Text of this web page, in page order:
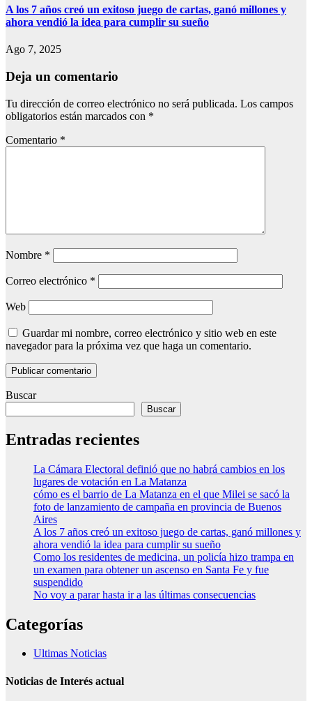
A los 7 años creó un exitoso juego de cartas, ganó millones y
ahora vendió la idea para cumplir su sueño
Ago 7, 2025
Deja un comentario
Tu dirección de correo electrónico no será publicada. Los campos
obligatorios están marcados con *
Comentario *
Nombre *
Correo electrónico *
Web
Guardar mi nombre, correo electrónico y sitio web en este
navegador para la próxima vez que haga un comentario.
Buscar
Buscar
Entradas recientes
La Cámara Electoral definió que no habrá cambios en los
lugares de votación en La Matanza
cómo es el barrio de La Matanza en el que Milei se sacó la
foto de lanzamiento de campaña en provincia de Buenos
Aires
A los 7 años creó un exitoso juego de cartas, ganó millones y
ahora vendió la idea para cumplir su sueño
Como los residentes de medicina, un policía hizo trampa en
un examen para obtener un ascenso en Santa Fe y fue
suspendido
No voy a parar hasta ir a las últimas consecuencias
Categorías
Ultimas Noticias
Noticias de Interés actual